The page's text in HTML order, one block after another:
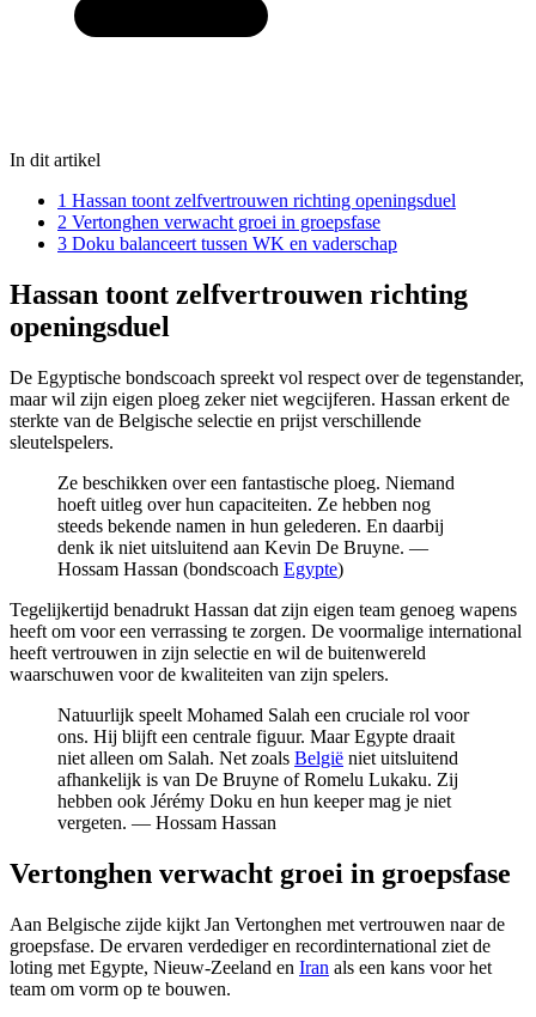
In dit artikel
1 Hassan toont zelfvertrouwen richting openingsduel
2 Vertonghen verwacht groei in groepsfase
3 Doku balanceert tussen WK en vaderschap
Hassan toont zelfvertrouwen richting
openingsduel
De Egyptische bondscoach spreekt vol respect over de tegenstander,
maar wil zijn eigen ploeg zeker niet wegcijferen. Hassan erkent de
sterkte van de Belgische selectie en prijst verschillende
sleutelspelers.
Ze beschikken over een fantastische ploeg. Niemand
hoeft uitleg over hun capaciteiten. Ze hebben nog
steeds bekende namen in hun gelederen. En daarbij
denk ik niet uitsluitend aan Kevin De Bruyne. —
Hossam Hassan (bondscoach Egypte)
Tegelijkertijd benadrukt Hassan dat zijn eigen team genoeg wapens
heeft om voor een verrassing te zorgen. De voormalige international
heeft vertrouwen in zijn selectie en wil de buitenwereld
waarschuwen voor de kwaliteiten van zijn spelers.
Natuurlijk speelt Mohamed Salah een cruciale rol voor
ons. Hij blijft een centrale figuur. Maar Egypte draait
niet alleen om Salah. Net zoals België niet uitsluitend
afhankelijk is van De Bruyne of Romelu Lukaku. Zij
hebben ook Jérémy Doku en hun keeper mag je niet
vergeten. — Hossam Hassan
Vertonghen verwacht groei in groepsfase
Aan Belgische zijde kijkt Jan Vertonghen met vertrouwen naar de
groepsfase. De ervaren verdediger en recordinternational ziet de
loting met Egypte, Nieuw-Zeeland en Iran als een kans voor het
team om vorm op te bouwen.